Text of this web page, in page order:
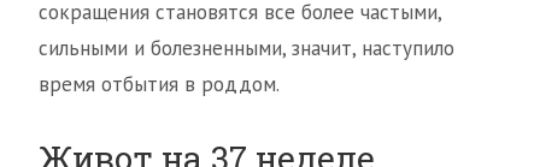
сокращения становятся все более частыми,
сильными и болезненными, значит, наступило
время отбытия в роддом.
Живот на 37 неделе